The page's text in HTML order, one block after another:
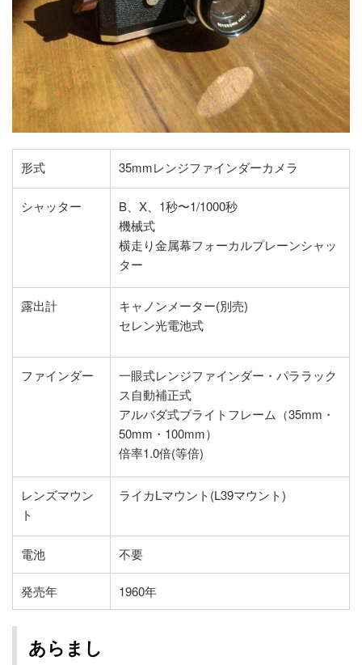
形式 35mmレンジファインダーカメラ
シャッター
B、X、1秒〜1/1000秒
機械式
横走り金属幕フォーカルプレーンシャッ
ター
露出計
キャノンメーター(別売)
セレン光電池式
ファインダー
一眼式レンジファインダー・パララック
ス自動補正式
アルバダ式ブライトフレーム（35mm・
50mm・100mm）
倍率1.0倍(等倍)
レンズマウン
ト
ライカLマウント(L39マウント)
電池 不要
発売年 1960年
あらまし